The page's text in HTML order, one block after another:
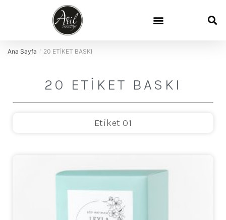
Ana Sayfa / 20 ETİKET BASKI
20 ETİKET BASKI
Etiket 01